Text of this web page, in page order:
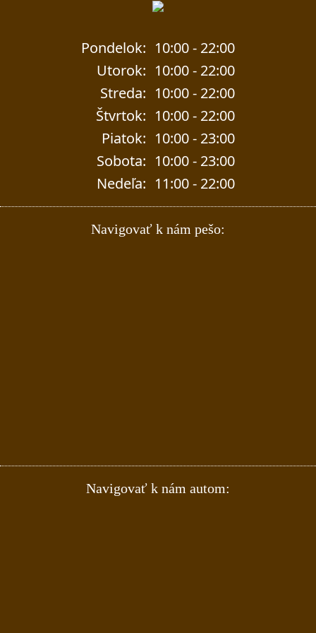
Pondelok: 10:00 - 22:00
Utorok: 10:00 - 22:00
Streda: 10:00 - 22:00
Štvrtok: 10:00 - 22:00
Piatok: 10:00 - 23:00
Sobota: 10:00 - 23:00
Nedeľa: 11:00 - 22:00
Navigovať k nám pešo:
Navigovať k nám autom: